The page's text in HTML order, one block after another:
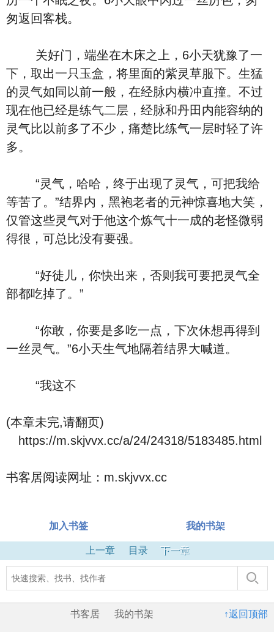
匆返回客栈。
关好门，端坐在木床之上，6小天犹豫了一
下，取出一只玉盒，将里面的紫灵草服下。生猛
的灵气如同以前一般，在经脉内横冲直撞。不过
现在他已经是练气二层，经脉和丹田内能容纳的
灵气比以前多了不少，痛楚比练气一层时轻了许
多。
“灵气，哈哈，终于出现了灵气，可把我给
等苦了。”结界内，黑袍老者的元神惊喜地大笑，
仅管这些灵气对于他这个炼气十一成的老怪微弱
得很，可总比没有要强。
“好徒儿，你快出来，否则我可要把灵气全
部都吃掉了。”
“你敢，你要是多吃一点，下次休想再得到
一丝灵气。”6小天生气地隔着结界大喊道。
“我这不
(本章未完,请翻页)
https://m.skjvvx.cc/a/24/24318/5183485.html
书客居阅读网址：m.skjvvx.cc
加入书签 我的书架
上一章 目录 下一章
↑返回顶部
书客居 我的书架